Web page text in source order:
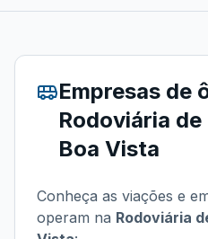
Empresas de
Rodoviária
Boa Vista
Conheça as viações e
operam na Rodoviária